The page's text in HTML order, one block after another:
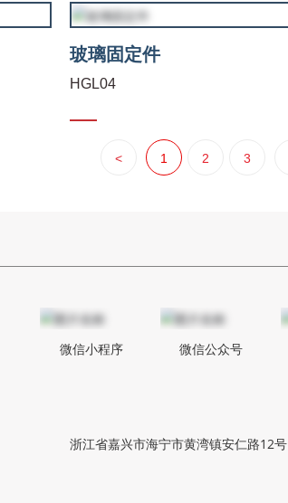
玻璃固定件
HGL04
< 1 2 3
微信小程序 微信公众号
浙江省嘉兴市海宁市黄湾镇安仁路12号